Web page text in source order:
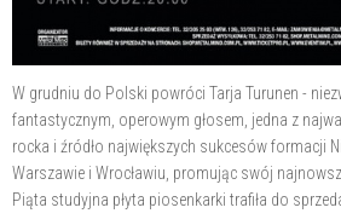
W grudniu do Polski powróci Tarja Turunen -
fantastycznym, operowym głosem, jedna z
rocka i źródło największych sukcesów formacji
Warszawie i Wrocławiu, promując swój
Piąta studyjna płyta piosenkarki trafiła do